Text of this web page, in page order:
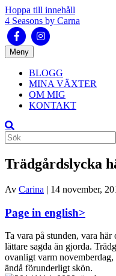
Hoppa till innehåll
4 Seasons by Carna
FacebookInstagram
Meny
BLOGG
MINA VÄXTER
OM MIG
KONTAKT
Trädgårdslycka
Av Carina | 14 november,
Page in english>
Ta vara på stunden, vara
lättare sagda än gjorda.
ovanligt varm
ändå förunderligt skön.